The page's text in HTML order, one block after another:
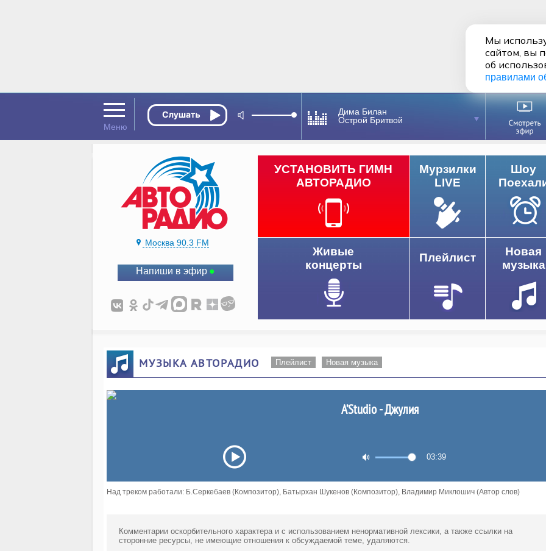
Дима Билан
Острой Бритвой
Москва 90.3 FM
Напиши в эфир
УСТАНОВИТЬ ГИМН
АВТОРАДИО
Мурзилки
LIVE
Шоу
Живые
концерты
Плейлист
Новая
музыка
МУЗЫКА АВТОРАДИО Плейлист Новая музыка
A’Studio - Джулия
03:39
Над треком работали: Б.Серкебаев (Композитор), Батырхан Шукенов (Композитор), Владимир Миклошич (Автор слов)
Комментарии оскорбительного характера и с использованием ненормативной лексики,а также ссылки на
сторонние ресурсы, не имеющие отношения к обсуждаемой теме, удаляются.
Мы
сайтом, вы
об
правилами